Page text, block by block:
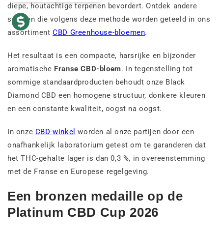
diepe, houtachtige terpenen bevordert. Ontdek andere
soorten die volgens deze methode worden geteeld in ons
assortimentCBD Greenhouse-bloemen.
Het resultaat is een compacte, harsrijke en bijzonder
aromatische Franse CBD-bloem. In tegenstelling tot
sommige standaardproducten behoudt onze Black
Diamond CBD een homogene structuur, donkere kleuren
en een constante kwaliteit, oogst na oogst.
In onze CBD-winkel worden al onze partijen door een
onafhankelijk laboratorium getest om te garanderen dat
het THC-gehalte lager is dan 0,3 %, in overeenstemming
met de Franse en Europese regelgeving.
Een bronzen medaille op de
Platinum CBD Cup 2026